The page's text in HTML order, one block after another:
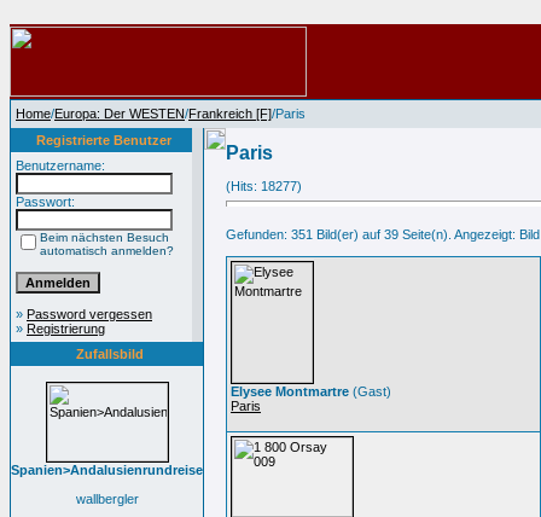
Home/Europa: Der WESTEN/Frankreich [F]/Paris
Registrierte Benutzer
Benutzername:
Passwort:
Beim nächsten Besuch
automatisch anmelden?
» Password vergessen
» Registrierung
Zufallsbild
Spanien>Andalusienrundreise
wallbergler
Paris
(Hits: 18277)
Gefunden: 351 Bild(er) auf 39 Seite(n). Angezeigt:
Elysee Montmartre (Gast)
Paris